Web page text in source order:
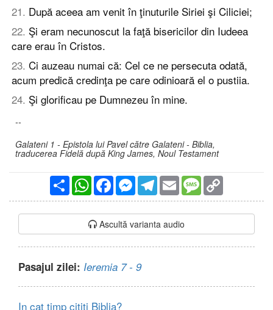
21. După aceea am venit în ţinuturile Siriei şi Ciliciei;
22. Şi eram necunoscut la faţă bisericilor din Iudeea
care erau în Cristos.
23. Ci auzeau numai că: Cel ce ne persecuta odată,
acum predică credinţa pe care odinioară el o pustiia.
24. Şi glorificau pe Dumnezeu în mine.
--
Galateni 1 - Epistola lui Pavel către Galateni - Biblia,
traducerea Fidelă după King James, Noul Testament
PartajareWhatsAppFacebookMessengerTelegram
Email Message
Ascultă varianta audio
Pasajul zilei: Ieremia 7 - 9
In cat timp cititi Biblia?